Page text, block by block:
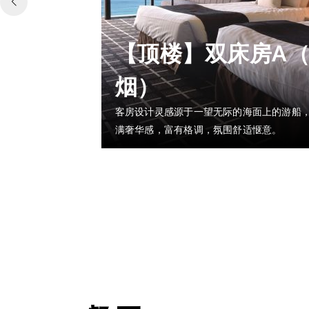
【顶楼】双床房A
烟）
客房设计灵感源于一望无际的海面上的游船
满奢华感，富有格调，氛围舒适惬意。